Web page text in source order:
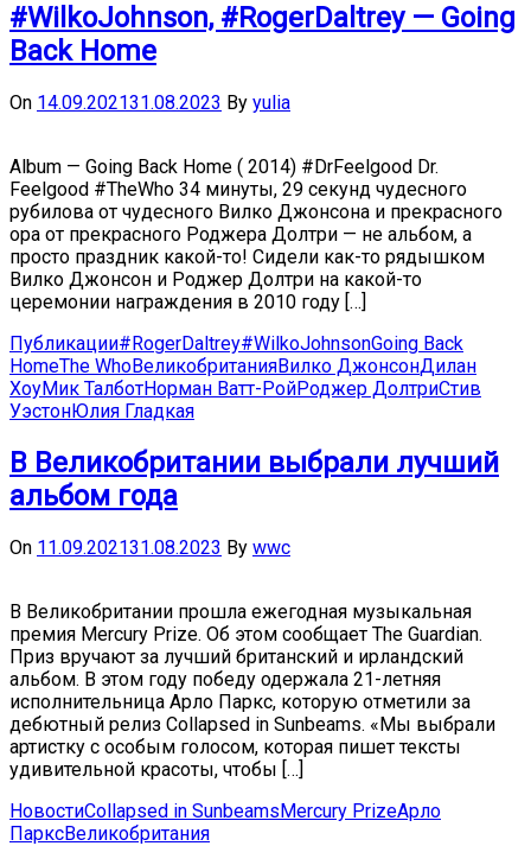
#WilkoJohnson, #RogerDaltrey — Going
Back Home
On 14.09.202131.08.2023 By yulia
Album — Going Back Home ( 2014) #DrFeelgood Dr.
Feelgood #TheWho 34 минуты, 29 секунд чудесного
рубилова от чудесного Вилко Джонсона и прекрасного
ора от прекрасного Роджера Долтри — не альбом, а
просто праздник какой-то! Сидели как-то рядышком
Вилко Джонсон и Роджер Долтри на какой-то
церемонии награждения в 2010 году […]
Публикации#RogerDaltrey#WilkoJohnsonGoing Back
HomeThe WhoВеликобританияВилко ДжонсонДилан
ХоуМик ТалботНорман Ватт-РойРоджер ДолтриСтив
УэстонЮлия Гладкая
В Великобритании выбрали лучший
альбом года
On 11.09.202131.08.2023 By wwc
В Великобритании прошла ежегодная музыкальная
премия Mercury Prize. Об этом сообщает The Guardian.
Приз вручают за лучший британский и ирландский
альбом. В этом году победу одержала 21-летняя
исполнительница Арло Паркс, которую отметили за
дебютный релиз Collapsed in Sunbeams. «Мы выбрали
артистку с особым голосом, которая пишет тексты
удивительной красоты, чтобы […]
НовостиCollapsed in SunbeamsMercury PrizeАрло
ПарксВеликобритания